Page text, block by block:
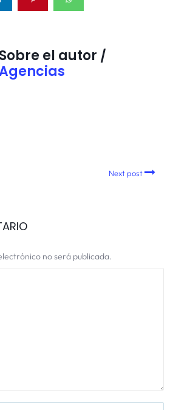
Sobre el autor /
Next post
no será publicada.